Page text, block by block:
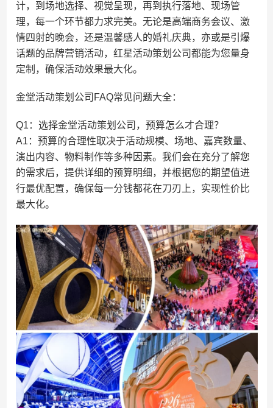
计，到场地选择、视觉呈现，再到执行落地、现场管
理，每一个环节都力求完美。无论是高端商务会议、激
情四射的晚会，还是温馨感人的婚礼庆典，亦或是引爆
话题的品牌营销活动，红星活动策划公司都能为您量身
定制，确保活动效果最大化。
金堂活动策划公司FAQ常见问题大全：
Q1：选择金堂活动策划公司，预算怎么才合理？
A1：预算的合理性取决于活动规模、场地、嘉宾数量、
演出内容、物料制作等多种因素。我们会在充分了解您
的需求后，提供详细的预算明细，并根据您的期望值进
行最优配置，确保每一分钱都花在刀刃上，实现性价比
最大化。